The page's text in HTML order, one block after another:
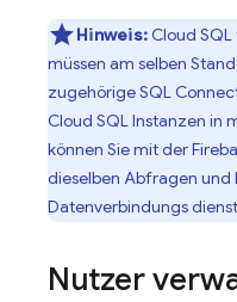
Hinweis: Cloud SQL
müssen am selben
zugehörigeSQL
Cloud SQLInstanzen in
können Sie mit der
dieselben Abfragen und
Datenverbindungs
Nutzer